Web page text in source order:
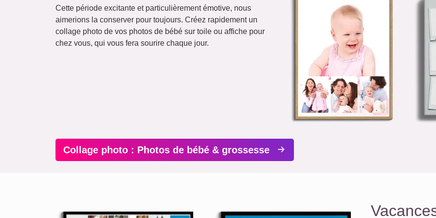
Cette période excitante et particulièrement émotive, nous
aimerions la conserver pour toujours. Créez rapidement un
collage photo de vos photos de bébé sur toile ou affiche pour
chez vous, qui vous fera sourire chaque jour.
Collage photo : Photos de bébé & grossesse